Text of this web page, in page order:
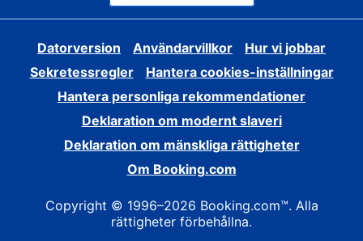
Datorversion Användarvillkor
Hur vi jobbar
Sekretessregler
Hantera cookies-inställningar
Hantera personliga rekommendationer
Deklaration om modernt slaveri
Deklaration om mänskliga rättigheter
Om Booking.com
Copyright © 1996–2026 Booking.com™. Alla
rättigheter förbehållna.